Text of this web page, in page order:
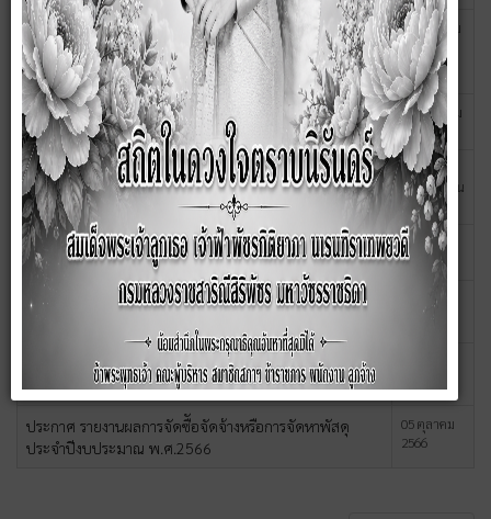
ประกาศผลผู้ชนะการจัดซื้อจัดจ้างหรือผู้ได้รับการคัดเลือก
และสาระสำคัญของสัญญาหรือข้อตกลงเป็นหนังสือ ประจำปี
2566 ประจำไตรมาสที่1
10 มกราคม
2567
รายงานผลการจัดซื้อจัดจ้าง ประจำเดือน พฤศจิกายน 2566
07 ธันวาคม
2566
รายงานผลการจัดซื้อจัดจ้าง ประจำเดือน ตุลาคม 2566
06
พฤศจิกายน
2566
รายงานผลการจัดซื้อจัดจ้าง ประจำปีงบประมาณ พ.ศ.2566
10 ตุลาคม
2566
ประกาศ แผนปฏิบัติการจัดซื้อจัดจ้าง ประจำปีงบประมาณ
09 ตุลาคม
2566
ประกาศ การกำหนดเกณฑ์การใช้สิ้นเปลืองน้ำมันเชื้อเพลิง
ประจำปีงบประมาณ พ.ศ.2567
ประกาศ รายงานผลการจัดซืัอจัดจ้างหรือการจัดหาพัสดุ
ประจำปีงบประมาณ พ.ศ.2566
05 ตุลาคม
2566